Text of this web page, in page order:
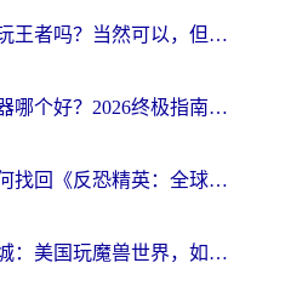
身在国外可以玩王者吗？当然可以，但你需要这份“加速”指南
海外游戏加速器哪个好？2026终极指南帮你畅玩国服+解决卡顿难题
身在海外，如何找回《反恐精英：全球攻势》国服的丝滑手感？一份给你的终极指南
从纽约到暴风城：美国玩魔兽世界，如何找到你的最佳网络航线